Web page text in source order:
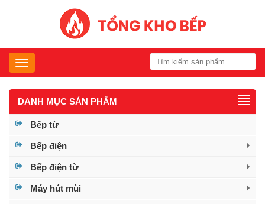
Toggle
navigation
DANH MỤC SẢN PHẨM
Bếp từ
Bếp điện
Bếp điện từ
Máy hút mùi